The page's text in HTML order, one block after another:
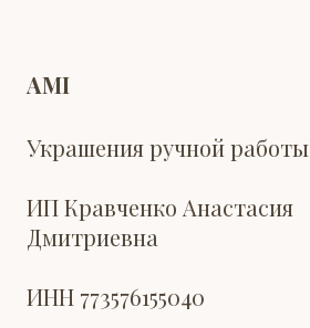
AMI
Украшения ручной работы
ИП Кравченко Анастасия
Дмитриевна
ИНН 773576155040